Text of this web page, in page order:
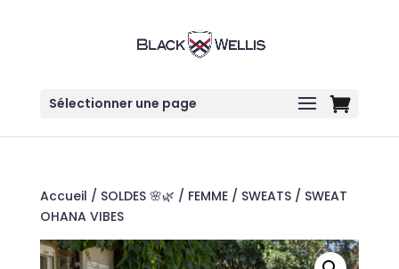
Sélectionner une page
Accueil / SOLDES 🌸🌿 / FEMME/ SWEATS/ SWEAT
OHANA VIBES